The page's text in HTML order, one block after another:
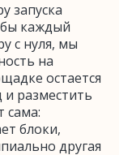
запуска
каждый
с нуля, мы
на
остается
разместить
сама:
блоки,
другая